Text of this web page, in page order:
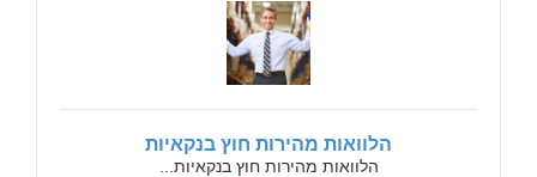
הלוואות מהירות חוץ בנקאיות
הלוואות מהירות חוץ בנקאיות...